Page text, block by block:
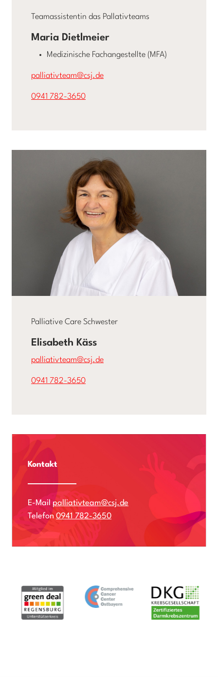
Teamassistentin das Pallativteams
Maria Dietlmeier
Medizinische Fachangestellte (MFA)
palliativteam@csj.de
0941 782-3650
Palliative Care Schwester
Elisabeth Käss
palliativteam@csj.de
0941 782-3650
Kontakt
E-Mail palliativteam@csj.de
Telefon 0941 782-3650